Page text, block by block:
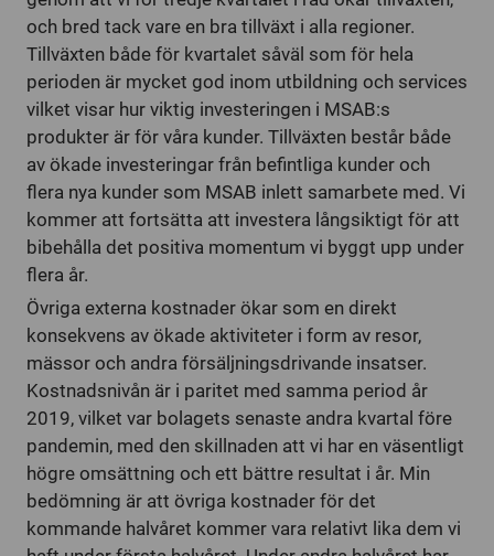
och bred tack vare en bra tillväxt i alla regioner.
Tillväxten både för kvartalet såväl som för hela
perioden är mycket god inom utbildning och services
vilket visar hur viktig investeringen i MSAB:s
produkter är för våra kunder. Tillväxten består både
av ökade investeringar från befintliga kunder och
flera nya kunder som MSAB inlett samarbete med. Vi
kommer att fortsätta att investera långsiktigt för att
bibehålla det positiva momentum vi byggt upp under
flera år.
Övriga externa kostnader ökar som en direkt
konsekvens av ökade aktiviteter i form av resor,
mässor och andra försäljningsdrivande insatser.
Kostnadsnivån är i paritet med samma period år
2019, vilket var bolagets senaste andra kvartal före
pandemin, med den skillnaden att vi har en väsentligt
högre omsättning och ett bättre resultat i år. Min
bedömning är att övriga kostnader för det
kommande halvåret kommer vara relativt lika dem vi